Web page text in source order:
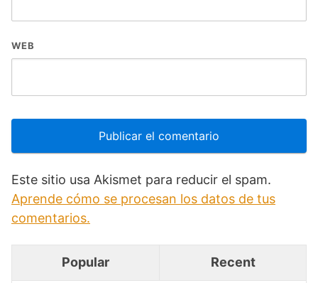
WEB
Este sitio usa Akismet para reducir el spam.
Aprende cómo se procesan los datos de tus
comentarios.
Popular Recent